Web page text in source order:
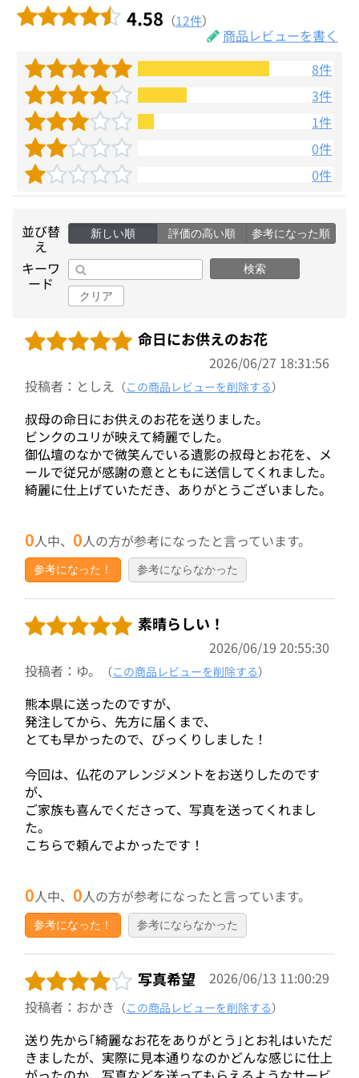
4.58 （12件）
商品レビューを書く
8件
3件
1件
0件
0件
並び替
え
新しい順 評価の高い順 参考になった順
キーワ
ード
検索
クリア
命日にお供えのお花
2026/06/27 18:31:56
投稿者：としえ
（この商品レビューを削除する）
叔母の命日にお供えのお花を送りました。
ビンクのユリが映えて綺麗でした。
御仏壇のなかで微笑んでいる遺影の叔母とお花を、メ
ールで従兄が感謝の意とともに送信してくれました。
綺麗に仕上げていただき、ありがとうございました。
0人中、0人の方が参考になったと言っています。
参考になった！ 参考にならなかった
素晴らしい！
2026/06/19 20:55:30
投稿者：ゆ。
（この商品レビューを削除する）
熊本県に送ったのですが、
発注してから、先方に届くまで、
とても早かったので、びっくりしました！
今回は、仏花のアレンジメントをお送りしたのです
が、
ご家族も喜んでくださって、写真を送ってくれまし
た。
こちらで頼んでよかったです！
0人中、0人の方が参考になったと言っています。
参考になった！ 参考にならなかった
写真希望
2026/06/13 11:00:29
投稿者：おかき （この商品レビューを削除する）
送り先から｢綺麗なお花をありがとう｣とお礼はいただ
きましたが、実際に見本通りなのかどんな感じに仕上